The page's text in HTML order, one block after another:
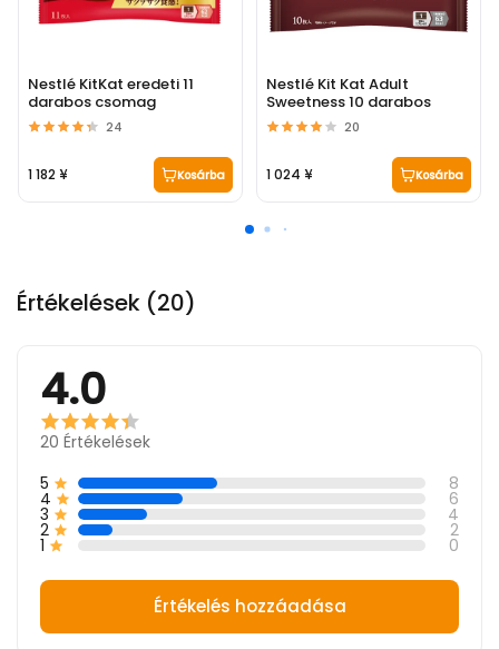
Nestlé KitKat eredeti 11
darabos csomag
24
1 182 ¥ Kosárba
Nestlé Kit Kat Adult
Sweetness 10 darabos
20
1 024 ¥ Kosárba
Értékelések (20)
4.0
20 Értékelések
5
8
4 6
3 4
2 2
1 0
Értékelés hozzáadása